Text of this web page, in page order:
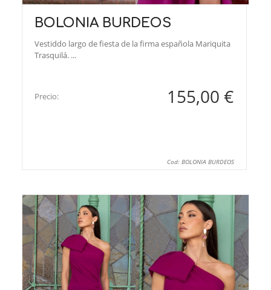
BOLONIA BURDEOS
Vestiddo largo de fiesta de la firma española Mariquita
Trasquilá. ...
Precio: 155,00 €
Cod: BOLONIA BURDEOS